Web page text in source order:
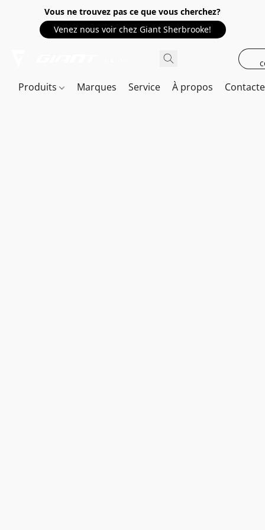
Vous ne trouvez pas ce que vous cherchez?
Venez nous voir chez Giant Sherbrooke!
Produits Marques Service À propos